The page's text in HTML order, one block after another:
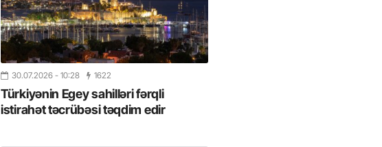
30.07.2026 - 10:28 1622
Türkiyənin Egey sahilləri fərqli
istirahət təcrübəsi təqdim edir